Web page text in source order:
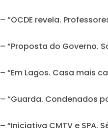
– “OCDE revela.
– “Proposta do Governo.
– “Em Lagos. Casa mais
– “Guarda. Condenados
– “Iniciativa CMTV e SPA.